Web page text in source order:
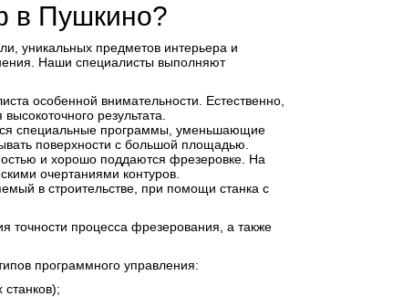
в Пушкино?
уникальных предметов интерьера и
Наши специалисты выполняют
особенной внимательности. Естественно,
результата.
специальные программы, уменьшающие
поверхности с большой площадью.
и хорошо поддаются фрезеровке. На
очертаниями контуров.
в строительстве, при помощи станка с
точности процесса фрезерования, а также
программного управления: